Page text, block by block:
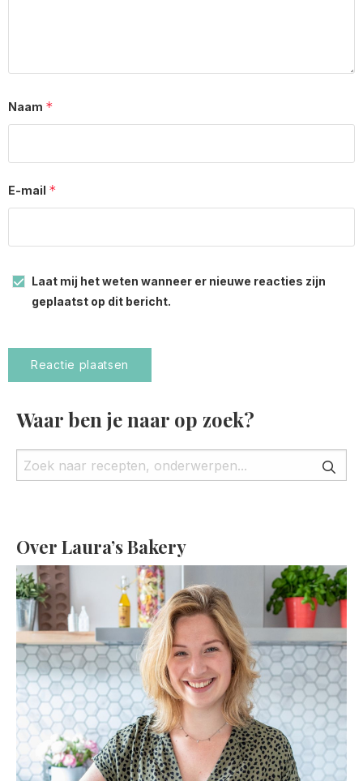
Naam *
E-mail *
Laat mij het weten wanneer er nieuwe reacties zijn
geplaatst op dit bericht.
Waar ben je naar op zoek?
Over Laura’s Bakery